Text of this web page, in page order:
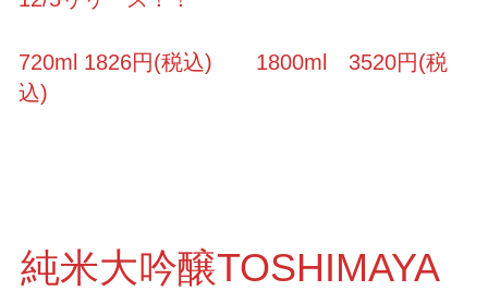
720ml 1826円(税込) 1800ml 3520円(税
込)
純米大吟醸TOSHIMAYA